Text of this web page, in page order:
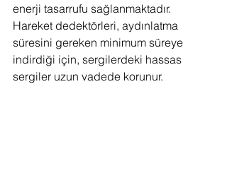
enerji tasarrufu sağlanmaktadır.
Hareket dedektörleri, aydınlatma
süresini gereken minimum süreye
indirdiği için, sergilerdeki hassas
sergiler uzun vadede korunur.